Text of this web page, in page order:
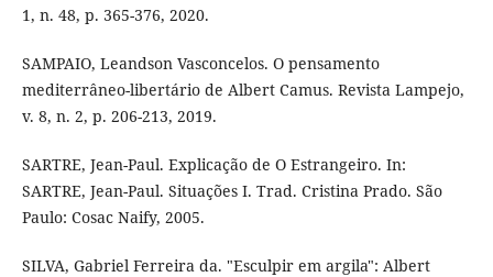
1, n. 48, p. 365-376, 2020.
SAMPAIO, Leandson Vasconcelos. O pensamento
mediterrâneo-libertário de Albert Camus. Revista Lampejo,
v. 8, n. 2, p. 206-213, 2019.
SARTRE, Jean-Paul. Explicação de O Estrangeiro. In:
SARTRE, Jean-Paul. Situações I. Trad. Cristina Prado. São
Paulo: Cosac Naify, 2005.
SILVA, Gabriel Ferreira da. "Esculpir em argila": Albert